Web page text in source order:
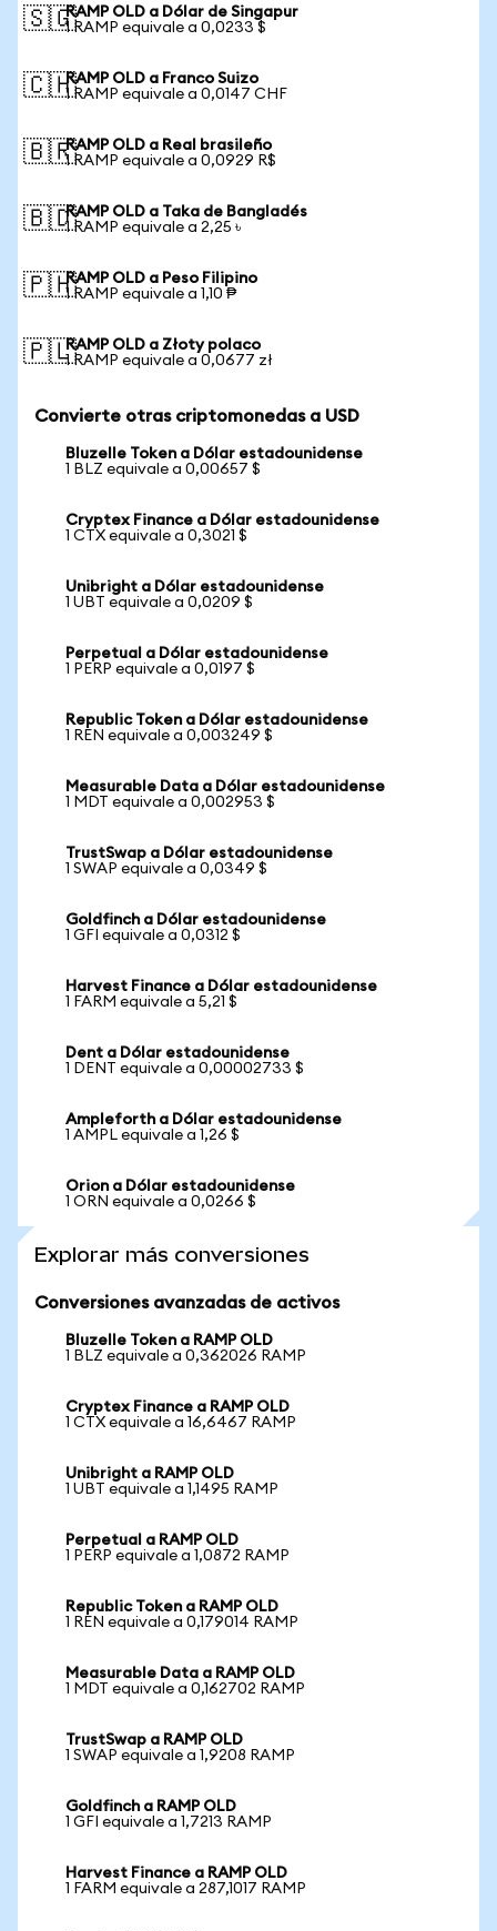
🇸🇬RAMP OLD a Dólar de Singapur
1 RAMP equivale a 0,0233 $
🇨🇭RAMP OLD a Franco Suizo
1 RAMP equivale a 0,0147 CHF
🇧🇷RAMP OLD a Real brasileño
1 RAMP equivale a 0,0929 R$
🇧🇩RAMP OLD a Taka de Bangladés
1 RAMP equivale a 2,25 ৳
🇵🇭RAMP OLD a Peso Filipino
1 RAMP equivale a 1,10 ₱
🇵🇱RAMP OLD a Złoty polaco
1 RAMP equivale a 0,0677 zł
Convierte otras criptomonedas a USD
Bluzelle Token a Dólar estadounidense
1 BLZ equivale a 0,00657 $
Cryptex Finance a Dólar estadounidense
1 CTX equivale a 0,3021 $
Unibright a Dólar estadounidense
1 UBT equivale a 0,0209 $
Perpetual a Dólar estadounidense
1 PERP equivale a 0,0197 $
Republic Token a Dólar estadounidense
1 REN equivale a 0,003249 $
Measurable Data a Dólar estadounidense
1 MDT equivale a 0,002953 $
TrustSwap a Dólar estadounidense
1 SWAP equivale a 0,0349 $
Goldfinch a Dólar estadounidense
1 GFI equivale a 0,0312 $
Harvest Finance a Dólar estadounidense
1 FARM equivale a 5,21 $
Dent a Dólar estadounidense
1 DENT equivale a 0,00002733 $
Ampleforth a Dólar estadounidense
1 AMPL equivale a 1,26 $
Orion a Dólar estadounidense
1 ORN equivale a 0,0266 $
Explorar más conversiones
Conversiones avanzadas de activos
Bluzelle Token a RAMP OLD
1 BLZ equivale a 0,362026 RAMP
Cryptex Finance a RAMP OLD
1 CTX equivale a 16,6467 RAMP
Unibright a RAMP OLD
1 UBT equivale a 1,1495 RAMP
Perpetual a RAMP OLD
1 PERP equivale a 1,0872 RAMP
Republic Token a RAMP OLD
1 REN equivale a 0,179014 RAMP
Measurable Data a RAMP OLD
1 MDT equivale a 0,162702 RAMP
TrustSwap a RAMP OLD
1 SWAP equivale a 1,9208 RAMP
Goldfinch a RAMP OLD
1 GFI equivale a 1,7213 RAMP
Harvest Finance a RAMP OLD
1 FARM equivale a 287,1017 RAMP